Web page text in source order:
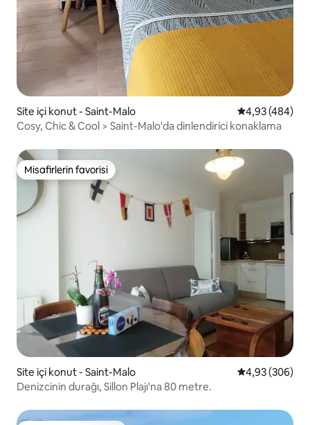
Site içi konut - Saint-Malo 5 üzerinden
4,93 (484)
Cosy, Chic & Cool > Saint-Malo'da dinlendirici konaklama
Misafirlerin favorisi
Misafirlerin favorisi
Site içi konut - Saint-Malo 5 üzerinden
4,93 (306)
Denizcinin durağı, Sillon Plajı'na 80 metre.